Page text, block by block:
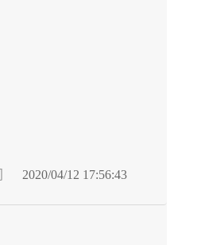
2020/04/12 17:56:43